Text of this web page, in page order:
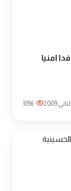
امنيا
3396